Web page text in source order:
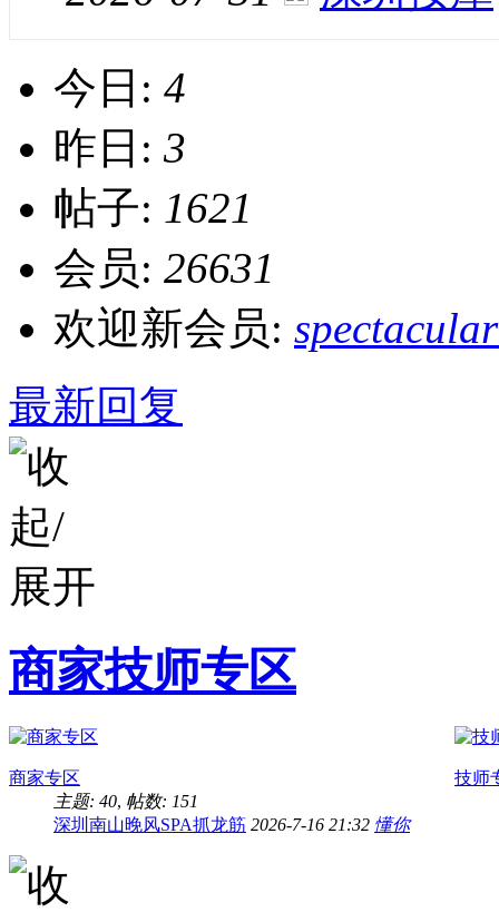
今日: 4
昨日: 3
帖子: 1621
会员: 26631
欢迎新会员:
最新回复
商家技师专区
商家专区
主题: 40, 帖数: 151
深圳南山晚风SPA抓龙筋 2026-7-16 21:32 懂你
技师